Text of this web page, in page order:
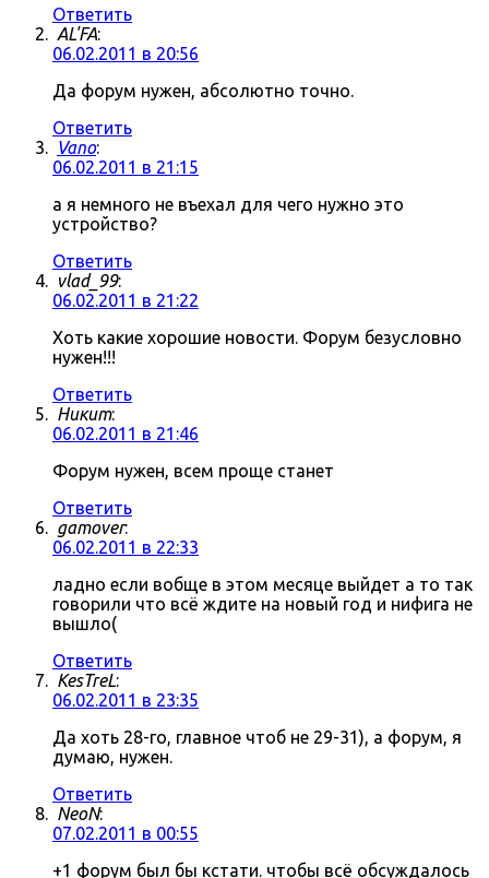
Ответить
AL'FA:
06.02.2011 в 20:56
Да форум нужен, абсолютно точно.
Ответить
Vano:
06.02.2011 в 21:15
а я немного не въехал для чего нужно это
устройство?
Ответить
vlad_99:
06.02.2011 в 21:22
Хоть какие хорошие новости. Форум безусловно
нужен!!!
Ответить
Никит:
06.02.2011 в 21:46
Форум нужен, всем проще станет
Ответить
gamover:
06.02.2011 в 22:33
ладно если вобще в этом месяце выйдет а то так
говорили что всё ждите на новый год и нифига не
вышло(
Ответить
KesTreL:
06.02.2011 в 23:35
Да хоть 28-го, главное чтоб не 29-31), а форум, я
думаю, нужен.
Ответить
NeoN:
07.02.2011 в 00:55
+1 форум был бы кстати. чтобы всё обсуждалось